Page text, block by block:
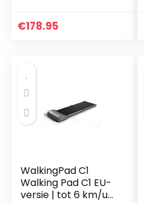
olie
€178.95
WalkingPad C1
Walking Pad C1 EU-
versie | tot 6 km/u |